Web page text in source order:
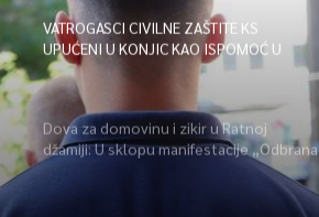
VATROGASCI CIVILNE ZAŠTITE KS
UPUĆENI U KONJIC KAO ISPOMOĆ U
GAŠENJU POŽARA
Dova za domovinu i zikir u Ratnoj
džamiji: U sklopu manifestacije „Odbrana
BiH – Igman 2026“ odana počast